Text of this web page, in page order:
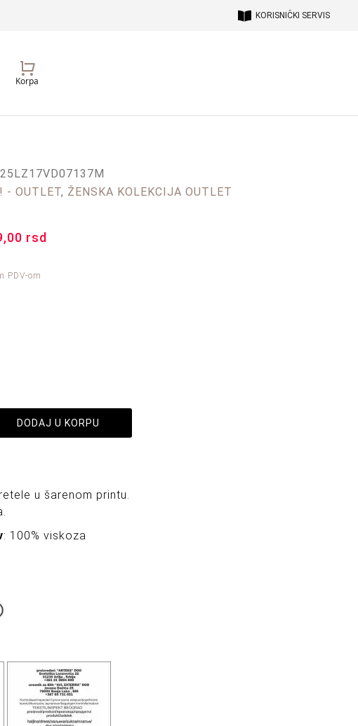
KORISNIČKI SERVIS
Vaš
nalog
Korpa
25LZ17VD07137M
- OUTLET, ŽENSKA KOLEKCIJA OUTLET
rsd
PDV-om
DODAJ U KORPU
u šarenom printu.
: 100% viskoza